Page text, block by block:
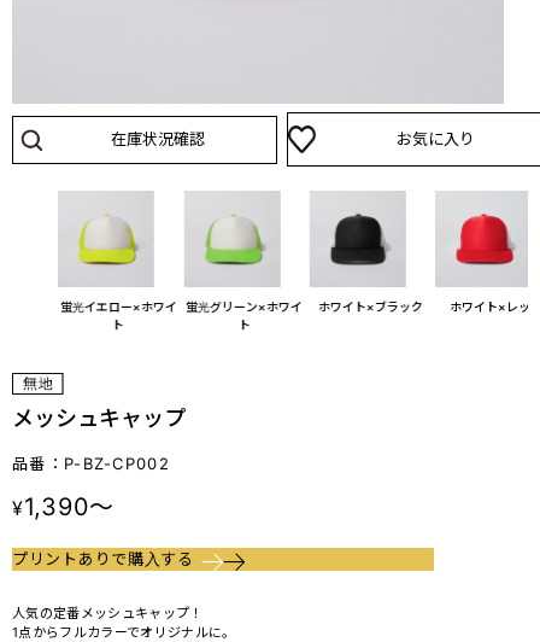
在庫状況確認 お気に入り
蛍光イエロー×ホワイ
ト
蛍光グリーン×ホワイ
ト
ホワイト×ブラック ホワイト×レッ
メッシュキャップ
品番：P-BZ-CP002
¥1,390～
プリントありで購入する
人気の定番メッシュキャップ！
1点からフルカラーでオリジナルに。